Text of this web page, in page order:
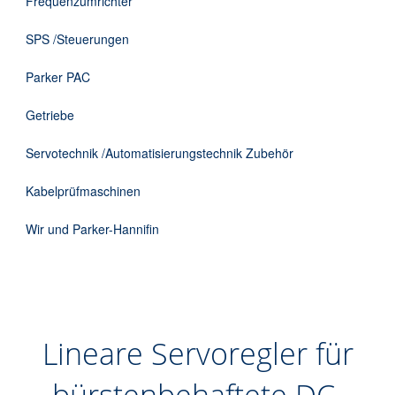
SPS /Steuerungen
Parker PAC
Getriebe
Servotechnik /Automatisierungstechnik Zubehör
Kabelprüfmaschinen
Wir und Parker-Hannifin
Lineare Servoregler für